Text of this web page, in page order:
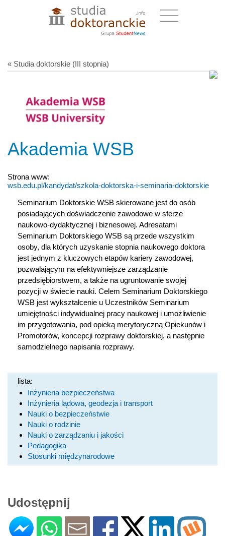
« Studia doktorskie (III stopnia)
Akademia WSB
Strona www:
wsb.edu.pl/kandydat/szkola-doktorska-i-seminaria-doktorskie
Seminarium Doktorskie WSB skierowane jest do osób
posiadających doświadczenie zawodowe w sferze
naukowo-dydaktycznej i biznesowej. Adresatami
Seminarium Doktorskiego WSB są przede wszystkim
osoby, dla których uzyskanie stopnia naukowego doktora
jest jednym z kluczowych etapów kariery zawodowej,
pozwalającym na efektywniejsze zarządzanie
przedsiębiorstwem, a także na ugruntowanie swojej
pozycji w świecie nauki. Celem Seminarium Doktorskiego
WSB jest wykształcenie u Uczestników Seminarium
umiejętności indywidualnej pracy naukowej i umożliwienie
im przygotowania, pod opieką merytoryczną Opiekunów i
Promotorów, koncepcji rozprawy doktorskiej, a następnie
samodzielnego napisania rozprawy.
lista:
Inżynieria bezpieczeństwa
Inżynieria lądowa, geodezja i transport
Nauki o bezpieczeństwie
Nauki o rodzinie
Nauki o zarządzaniu i jakości
Pedagogika
Stosunki międzynarodowe
Udostępnij